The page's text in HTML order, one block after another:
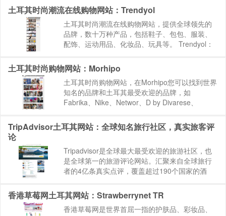
Modanisa：https://www.mo...
土耳其时尚潮流在线购物网站：Trendyol
土耳其时尚潮流在线购物网站，提供全球领先的
品牌，数十万种产品，包括鞋子、包包、服装、
配饰、运动用品、化妆品、玩具等。 Trendyol：
BEST88.NET » 海淘网站...
土耳其时尚购物网站：Morhipo
土耳其时尚购物网站，在Morhipo您可以找到世界
知名的品牌和土耳其最受欢迎的品牌，如
Fabrika、Nike、Networ、D by Divarese、
Morhipo：htt...
TripAdvisor土耳其网站：全球知名旅行社区，真实旅客评
论
Tripadvisor是全球最大最受欢迎的旅游社区，也
是全球第一的旅游评论网站。汇聚来自全球旅行
者的4亿条真实点评，覆盖超过190个国家的酒
荐，帮你计划和预订完美旅程。TripAdvisor在全
球45...
香港草莓网土耳其网站：Strawberrynet TR
香港草莓网是世界首屈一指的护肤品、彩妆品、